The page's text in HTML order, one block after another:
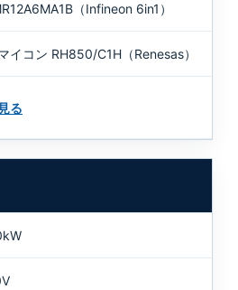
（Infineon 6in1）
イコン RH850/C1H（Renesas）
る